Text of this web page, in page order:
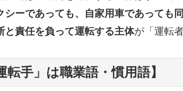
シーであっても、自家用車であっても
と責任を負って運転する主体が「運転
転手」は職業語・慣用語】